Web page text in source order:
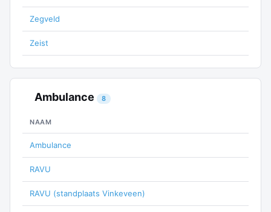
Zegveld
Zeist
Ambulance 8
NAAM
Ambulance
RAVU
RAVU (standplaats Vinkeveen)